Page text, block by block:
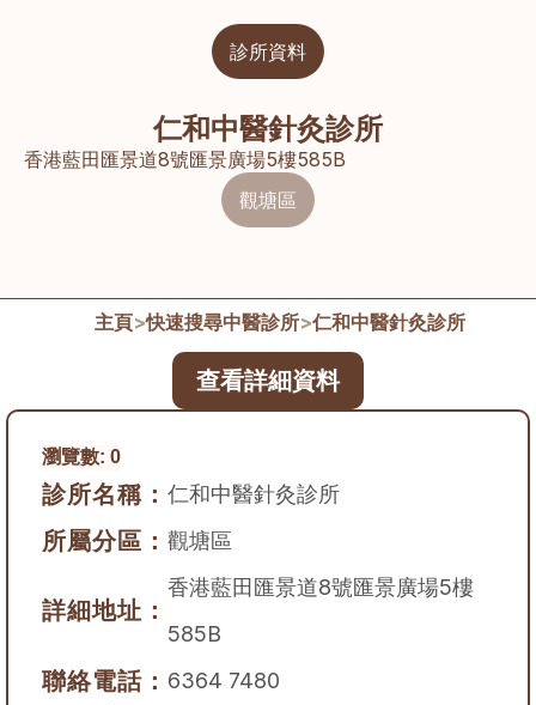
診所資料
仁和中醫針灸診所
香港藍田匯景道8號匯景廣場5樓585B
觀塘區
查看詳細資料
瀏覽數: 0
診所名稱： 仁和中醫針灸診所
所屬分區： 觀塘區
詳細地址：
香港藍田匯景道8號匯景廣場5樓
585B
聯絡電話： 6364 7480
主頁>快速搜尋中醫診所>仁和中醫針灸診所